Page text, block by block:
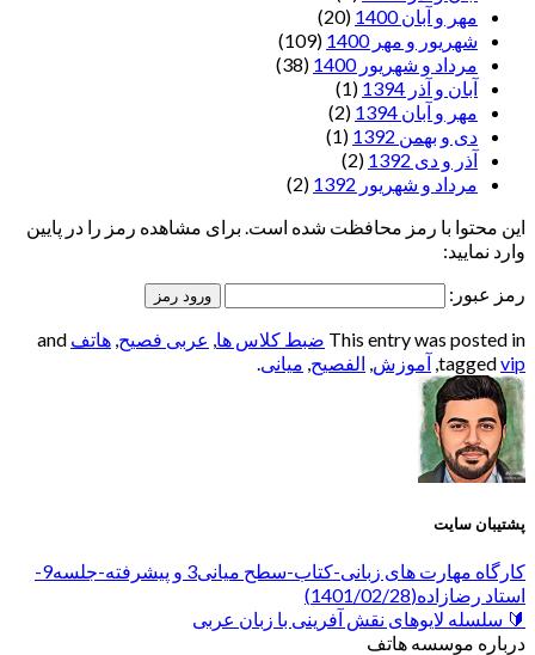
مهر و آبان 1400
(20)
شهریور و مهر 1400
(109)
مرداد و شهریور 1400
(38)
آبان و آذر 1394
(1)
مهر و آبان 1394
(2)
دی و بهمن 1392
(1)
آذر و دی 1392
(2)
مرداد و شهریور 1392
(2)
این محتوا با رمز محافظت شده است. برای مشاهده رمز را در پایین
وارد نمایید:
رمز عبور:
This entry was posted in ضبط کلاس ها, عربی فصیح, هاتف and
taggedvip
, آموزش, الفصيح, میانی.
پشتیبان سایت
کارگاه مهارت های زبانی-کتاب-سطح میانی3 و پیشرفته-جلسه9-
استاد رضازاده(1401/02/28)
🔰 سلسله لایوهای نقش آفرینی با زبان عربی
درباره موسسه هاتف